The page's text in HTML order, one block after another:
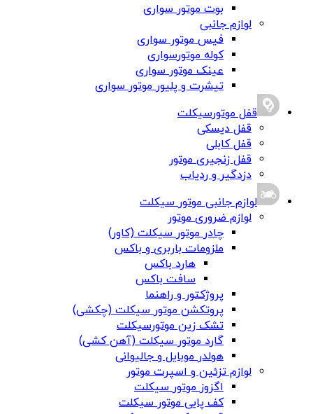
بوت موتور سواری
لوازم جانبی
فیس موتور سواری
کوله موتورسواری
عینک موتور سواری
تیشرت و پلیور موتور سواری
قفل موتورسیکلت
قفل دیسکی
قفل کابلی
قفل زنجیری موتور
دزدگیر و ردیاب
لوازم جانبی موتور سیکلت
لوازم ضروری موتور
چادر موتور سیکلت (کاور)
ملزومات باربری و باکس
هارد باکس
سافت باکس
پروژکتور و راهنما
پروتکشن موتور سیکلت (چکشی)
تشک زین موتورسیکلت
گارد موتور سیکلت (آهن کشی)
هولدر موبایل و جالیوانی
لوازم تزئین و اسپرت موتور
اگزوز موتور سیکلت
کف پایی موتور سیکلت